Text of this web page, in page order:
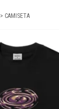
CAMISETA